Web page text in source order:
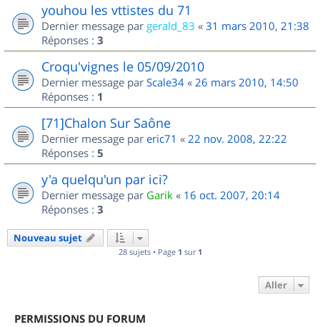
youhou les vttistes du 71
Dernier message par gerald_83 « 31 mars 2010, 21:38
Réponses : 3
Croqu'vignes le 05/09/2010
Dernier message par Scale34 « 26 mars 2010, 14:50
Réponses : 1
[71]Chalon Sur Saône
Dernier message par eric71 « 22 nov. 2008, 22:22
Réponses : 5
y'a quelqu'un par ici?
Dernier message par Garik « 16 oct. 2007, 20:14
Réponses : 3
Nouveau sujet
28 sujets • Page 1 sur 1
Aller
PERMISSIONS DU FORUM